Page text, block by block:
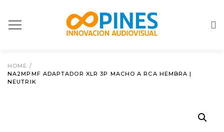
HOME /
NA2MPMF ADAPTADOR XLR 3P MACHO A RCA HEMBRA |
NEUTRIK